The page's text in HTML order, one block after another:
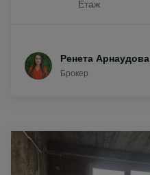
Етаж
Ренета Арнаудова
Брокер